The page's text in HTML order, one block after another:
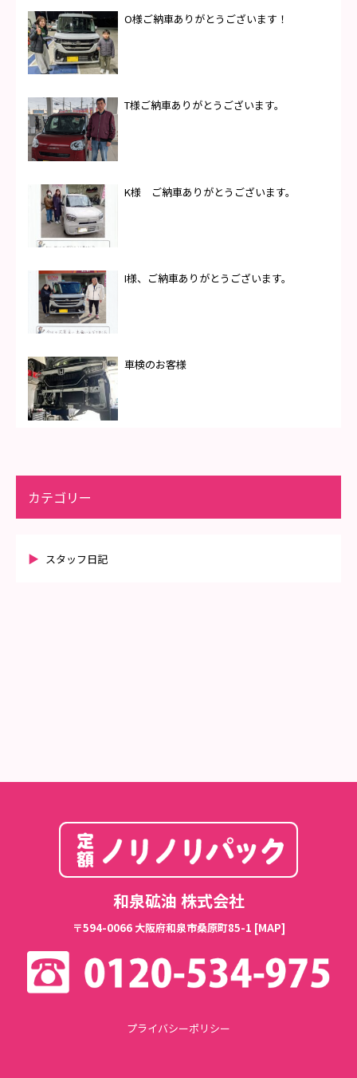
O様ご納車ありがとうございます！
T様ご納車ありがとうございます。
K様 ご納車ありがとうございます。
I様、ご納車ありがとうございます。
車検のお客様
カテゴリー
スタッフ日記
和泉砿油 株式会社
〒594-0066 大阪府和泉市桑原町85-1 [MAP]
プライバシーポリシー